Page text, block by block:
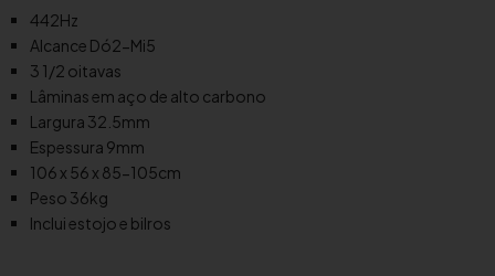
e
l
3
442Hz
Alcance Dó2-Mi5
3 1/2 oitavas
Lâminas em aço de alto carbono
Largura 32.5mm
Espessura 9mm
106 x 56 x 85-105cm
Peso 36kg
Inclui estojo e bilros